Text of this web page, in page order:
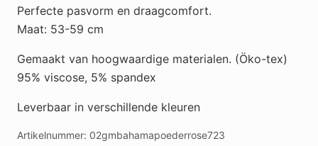
Perfecte pasvorm en draagcomfort.
Maat: 53-59 cm
Gemaakt van hoogwaardige materialen. (Öko-tex)
95% viscose, 5% spandex
Leverbaar in verschillende kleuren
Artikelnummer: 02gmbahamapoederrose723